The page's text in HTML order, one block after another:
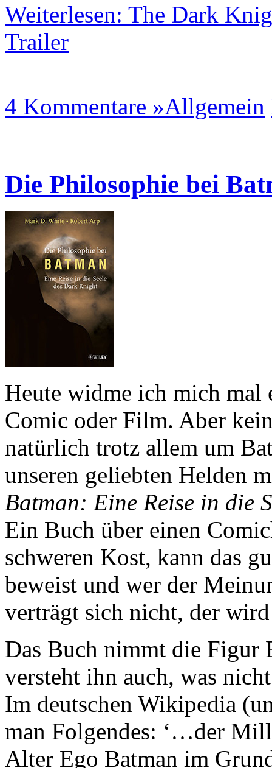
Weiterlesen: The Dark
Trailer
4 Kommentare »Allgemein
Die Philosophie bei
Heute widme ich mich mal
Comic oder Film. Aber
natürlich trotz allem um
unseren geliebten Helden
Batman: Eine Reise in die
Ein Buch über einen
schweren Kost, kann das
beweist und wer der
verträgt sich nicht, der
Das Buch nimmt die Figur
versteht ihn auch, was
Im deutschen Wikipedia
man Folgendes: ‘…der
Alter Ego Batman im